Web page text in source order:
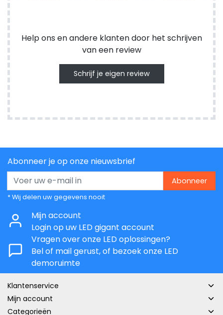
Help ons en andere klanten door het schrijven
van een review
Schrijf je eigen review
Abonneer je op onze nieuwsbrief
Abonneer
* Wij delen uw gegevens nooit
Mijn account
Login op uw LED gigant account
Vragen over onze LED oplossingen?
Bel of mail gerust, of bezoek onze LED
demoruimte
Klantenservice
Mijn account
Categorieën